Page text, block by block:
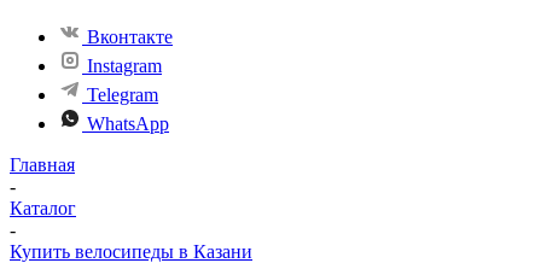
Вконтакте
Instagram
Telegram
WhatsApp
Главная
-
Каталог
-
Купить велосипеды в Казани